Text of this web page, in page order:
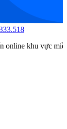
online khu vực